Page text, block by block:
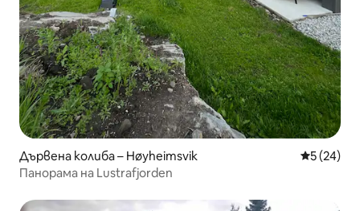
Дървена колиба – Høyheimsvik Средна
5 (24)
Панорама на Lustrafjorden